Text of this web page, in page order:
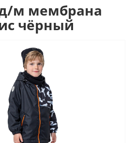
м мембрана
чёрный